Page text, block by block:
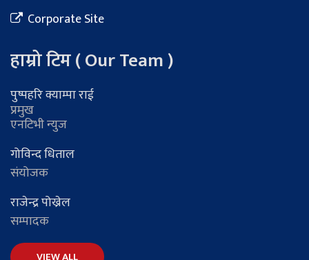
Corporate Site
हाम्रो टिम ( Our Team )
पुष्पहरि क्याम्पा राई
प्रमुख
एनटिभी न्युज
गोविन्द धिताल
संयोजक
राजेन्द्र पोख्रेल
सम्पादक